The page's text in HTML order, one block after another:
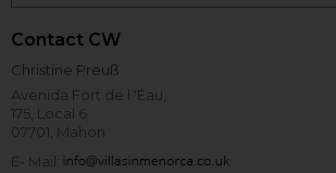
Contact CW
Christine Preuß
Avenida Fort de l 'Eau,
175, Local 6
07701, Mahon
E- Mail: